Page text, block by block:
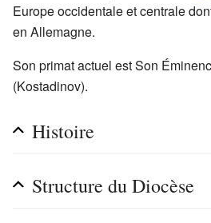
Europe occidentale et centrale
en Allemagne.
Son primat actuel est Son
(Kostadinov).
Histoire
Structure du Diocèse